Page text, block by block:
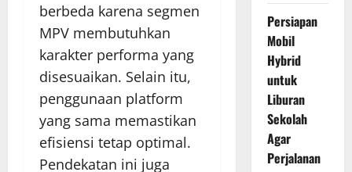
berbeda karena segmen
MPV membutuhkan
karakter performa yang
disesuaikan. Selain itu,
penggunaan platform
yang sama memastikan
efisiensi tetap optimal.
Pendekatan ini juga
Persiapan
Mobil
Hybrid
untuk
Liburan
Sekolah
Agar
Perjalanan